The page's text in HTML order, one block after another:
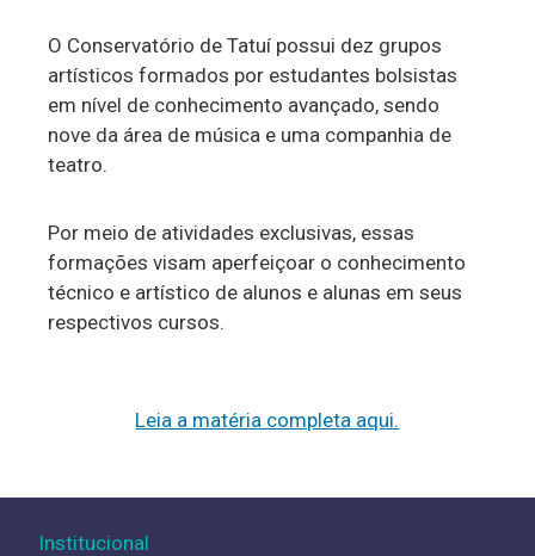
O Conservatório de Tatuí possui dez grupos
artísticos formados por estudantes bolsistas
em nível de conhecimento avançado, sendo
nove da área de música e uma companhia de
teatro.
Por meio de atividades exclusivas, essas
formações visam aperfeiçoar o conhecimento
técnico e artístico de alunos e alunas em seus
respectivos cursos.
Leia a matéria completa aqui.
Institucional